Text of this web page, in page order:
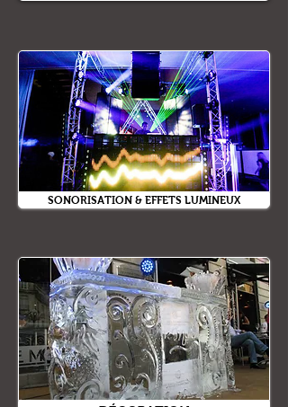
SONORISATION & EFFETS LUMINEUX